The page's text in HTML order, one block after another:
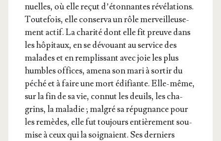
nuelles, où elle reçut d’é­ton­nantes révé­la­tions.
Tou­te­fois, elle conser­va un rôle mer­veilleu­se­
ment actif. La cha­ri­té dont elle fit preuve dans
les hôpi­taux, en se dévouant au ser­vice des
malades et en rem­plis­sant avec joie les plus
humbles offices, ame­na son mari à sor­tir du
péché et à faire une mort édi­fiante. Elle-même,
sur la fin de sa vie, connut les deuils, les cha­
grins, la mala­die ; mal­gré sa répu­gnance pour
les remèdes, elle fut tou­jours entiè­re­ment sou­
mise à ceux qui la soi­gnaient. Ses der­niers